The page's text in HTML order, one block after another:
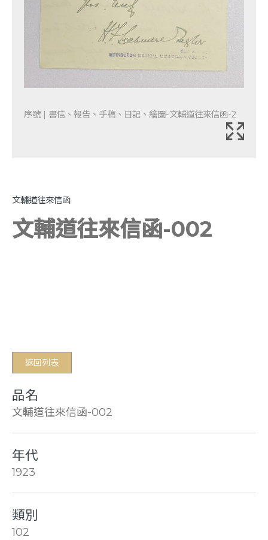
序號 | 書信、報告、手稿、日記、繪圖-文輔道往來信函-2
文輔道往來信函
文輔道往來信函-002
返回列表
品名
文輔道往來信函-002
年代
1923
類別
102